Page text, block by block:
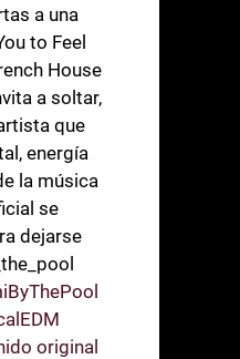
a una
to Feel
House
a soltar,
que
energía
la música
se
dejarse
original